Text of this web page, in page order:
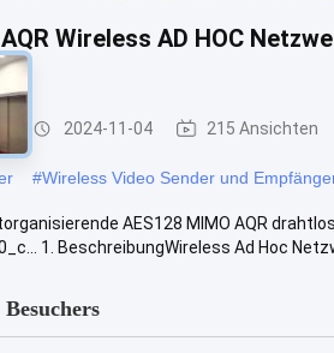
AQR Wireless AD HOC
2024-11-04 215 Ansichten
#Wireless Video Sender und
AES128 MIMO AQR
1. BeschreibungWireless Ad Hoc